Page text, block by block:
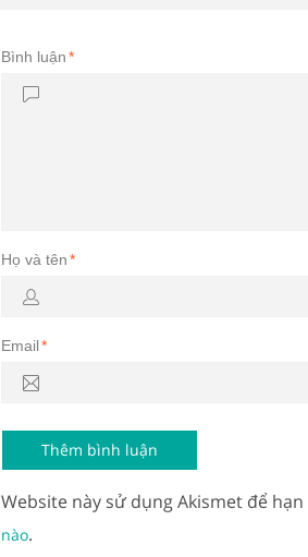
Bình luận*
Họ và tên*
Email*
Website này sử dụng Akismet để hạn
nào.